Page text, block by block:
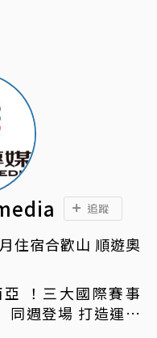
追蹤
住宿合歡山 順遊奧
！三大國際賽事
同週登場 打造運動